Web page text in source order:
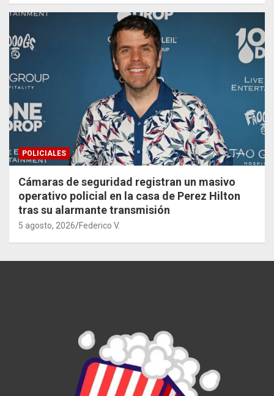
POLICIALES
Cámaras de seguridad registran un masivo
operativo policial en la casa de Perez Hilton
tras su alarmante transmisión
5 agosto, 2026 Federico V.